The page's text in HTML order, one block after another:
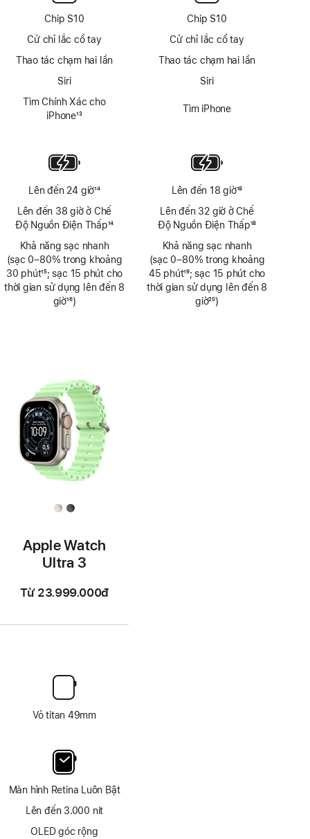
Chip S10
Cử chỉ lắc cổ tay
Thao tác chạm hai lần
Siri
Tìm Chính Xác cho
iPhone13
Lên đến 24 giờ
Chú
thích
14
Lên đến 38 giờ ở Chế
Độ Nguồn Điện Thấp
Chú
thích
14
Khả năng sạc nhanh
(sạc 0–80% trong khoảng
30 phút
Chú
15; sạc 15 phút cho
thời gian sử dụng lên đến 8
giờ16)
Chip S10
Cử chỉ lắc cổ tay
Thao tác chạm hai lần
Siri
Tìm iPhone
Lên đến 18 giờ
Chú
thích
18
Lên đến 32 giờ ở Chế
Độ Nguồn Điện Thấp
Chú
thích
18
Khả năng sạc nhanh
(sạc 0–80% trong khoảng
45 phút
Chú
19; sạc 15 phút cho
thời gian sử dụng lên đến 8
giờ20)
Apple Watch
Ultra 3
Từ 23.999.000đ
Vỏ titan 49mm
Màn hình Retina Luôn Bật
Lên đến 3.000 nit
OLED góc rộng